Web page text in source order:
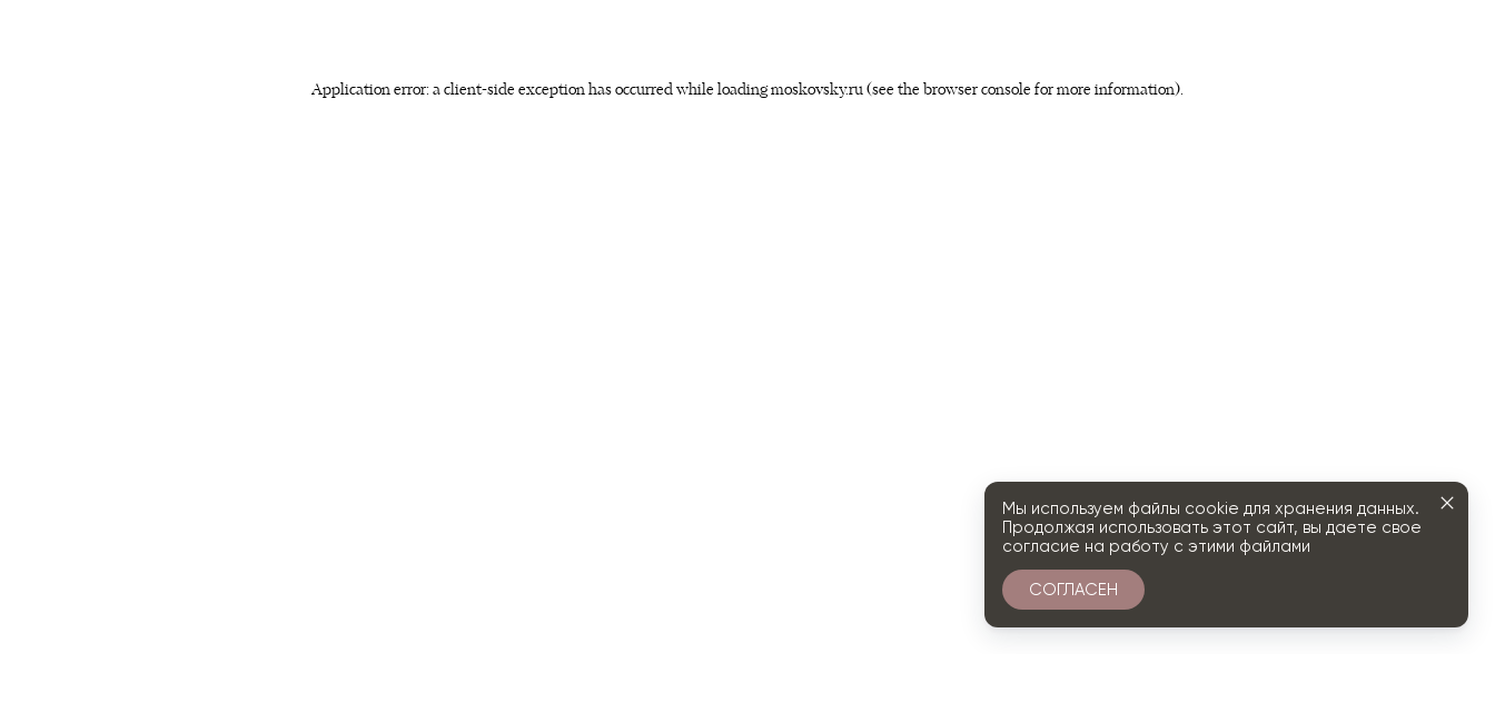
Application error: a client-side exception has occurred while loadingmoskovsky.ru (see the browser console for more information).
Мы используем файлы cookie для хранения данных.
Продолжая использовать этот сайт, вы даете свое
согласие на работу с этими файлами
СОГЛАСЕН